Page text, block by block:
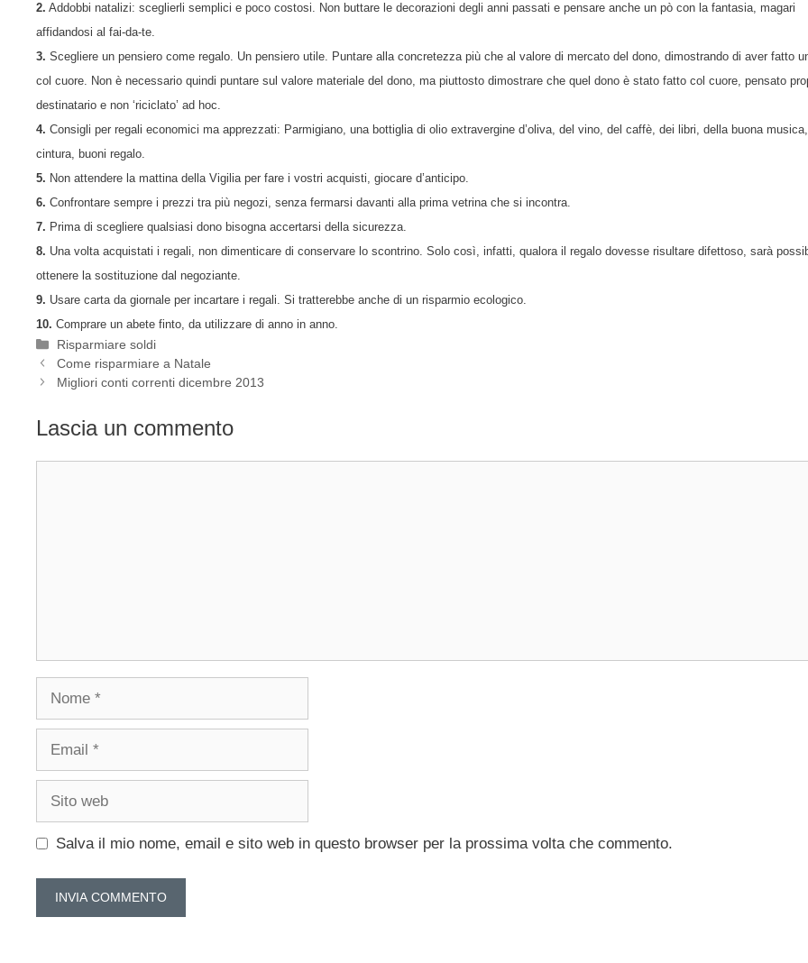
2. Addobbi natalizi: sceglierli semplici e poco costosi. Non buttare le decorazioni degli anni passati e pensare anche un pò con la fantasia, magari
affidandosi al fai-da-te.
3. Scegliere un pensiero come regalo. Un pensiero utile. Puntare alla concretezza più che al valore di mercato del dono, dimostrando di aver fatto
col cuore. Non è necessario quindi puntare sul valore materiale del dono, ma piuttosto dimostrare che quel dono è stato fatto col cuore, pensato
destinatario e non ‘riciclato’ ad hoc.
4. Consigli per regali economici ma apprezzati: Parmigiano, una bottiglia di olio extravergine d’oliva, del vino, del caffè, dei libri, della buona
cintura, buoni regalo.
5. Non attendere la mattina della Vigilia per fare i vostri acquisti, giocare d’anticipo.
6. Confrontare sempre i prezzi tra più negozi, senza fermarsi davanti alla prima vetrina che si incontra.
7. Prima di scegliere qualsiasi dono bisogna accertarsi della sicurezza.
8. Una volta acquistati i regali, non dimenticare di conservare lo scontrino. Solo così, infatti, qualora il regalo dovesse risultare difettoso, sarà
ottenere la sostituzione dal negoziante.
9. Usare carta da giornale per incartare i regali. Si tratterebbe anche di un risparmio ecologico.
10. Comprare un abete finto, da utilizzare di anno in anno.
Categorie
Risparmiare soldi
Come risparmiare a Natale
Migliori conti correnti dicembre 2013
Lascia un commento
Salva il mio nome, email e sito web in questo browser per la prossima volta che commento.